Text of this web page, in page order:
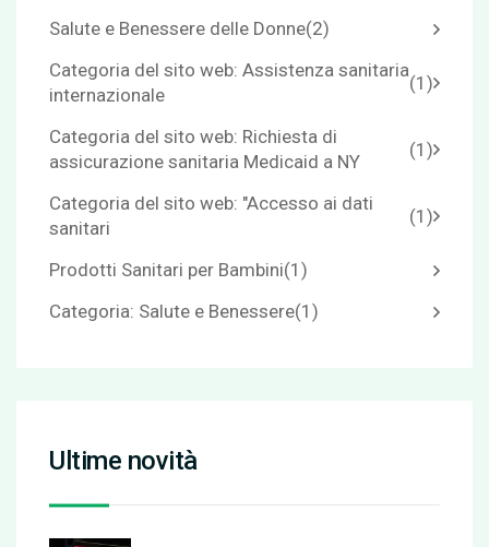
Salute e Benessere delle Donne(2)
Categoria del sito web: Assistenza sanitaria
internazionale
(1)
Categoria del sito web: Richiesta di
assicurazione sanitaria Medicaid a NY
(1)
Categoria del sito web: "Accesso ai dati
sanitari
(1)
Prodotti Sanitari per Bambini(1)
Categoria: Salute e Benessere(1)
Ultime novità